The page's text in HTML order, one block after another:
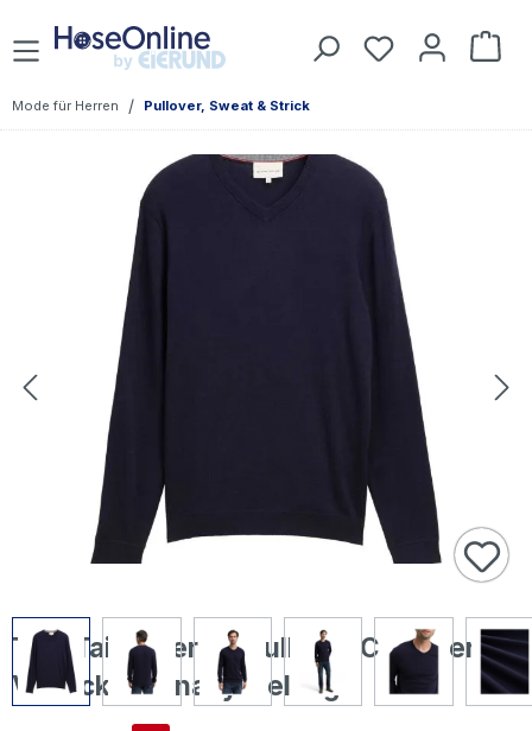
Zum Hauptinhalt springen Du hast 0
Mode für Herren / Pullover, Sweat & Strick
Bildergalerie überspringen
Tom Tailor Herren Pullover Cashmere
V-Neck Knit navy melange